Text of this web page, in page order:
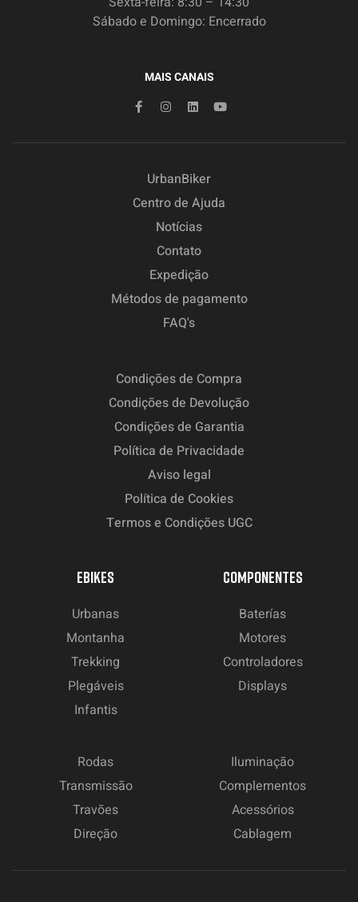
Sábado e Domingo: Encerrado
MAIS CANAIS
UrbanBiker
Centro de Ajuda
Notícias
Contato
Expedição
Métodos de pagamento
FAQ's
Condições de Compra
Condições de Devolução
Condições de Garantia
Política de Privacidade
Aviso legal
Política de Cookies
Termos e Condições UGC
EBIKES
Urbanas
Montanha
Trekking
Plegáveis
Infantis
COMPONENTES
Baterías
Motores
Controladores
Displays
Rodas
Transmissão
Travões
Direção
Iluminação
Complementos
Acessórios
Cablagem